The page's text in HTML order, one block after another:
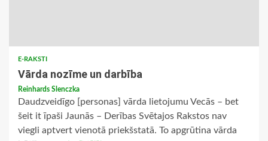
E-RAKSTI
Vārda nozīme un darbība
Reinhards Slenczka
Daudzveidīgo [personas] vārda lietojumu Vecās – bet
šeit it īpaši Jaunās – Derības Svētajos Rakstos nav
viegli aptvert vienotā priekšstatā. To apgrūtina vārda